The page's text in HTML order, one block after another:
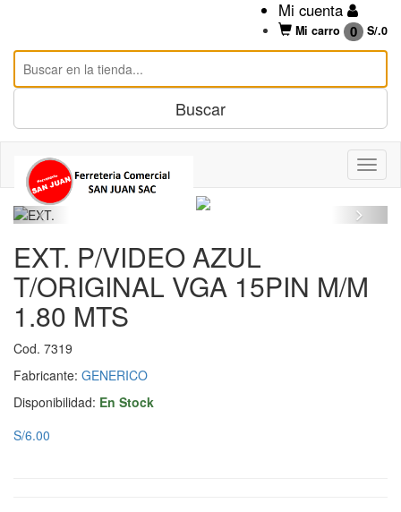
Mi cuenta
Mi carro 0 S/.0
EXT. P/VIDEO AZUL
T/ORIGINAL VGA 15PIN M/M
1.80 MTS
Cod. 7319
Fabricante: GENERICO
Disponibilidad: En Stock
S/6.00